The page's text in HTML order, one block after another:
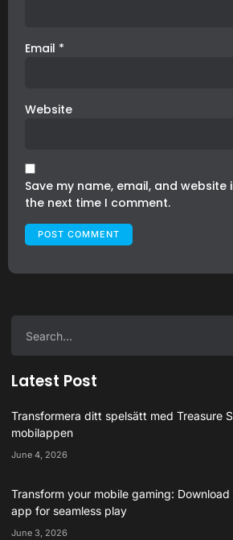
Email *
Website
Save my name, email, and
the next time I comment.
Latest Post
Transformera ditt spelsätt med Treasure
mobilappen
June 4, 2026
Transform your mobile gaming:
app for seamless play
June 3, 2026